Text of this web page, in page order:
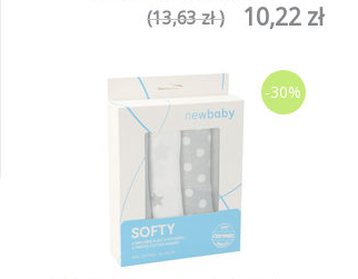
10,22 zł
(13,63 zł )
-30%